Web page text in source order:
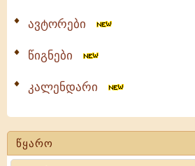
ავტორები
წიგნები
კალენდარი
წყარო